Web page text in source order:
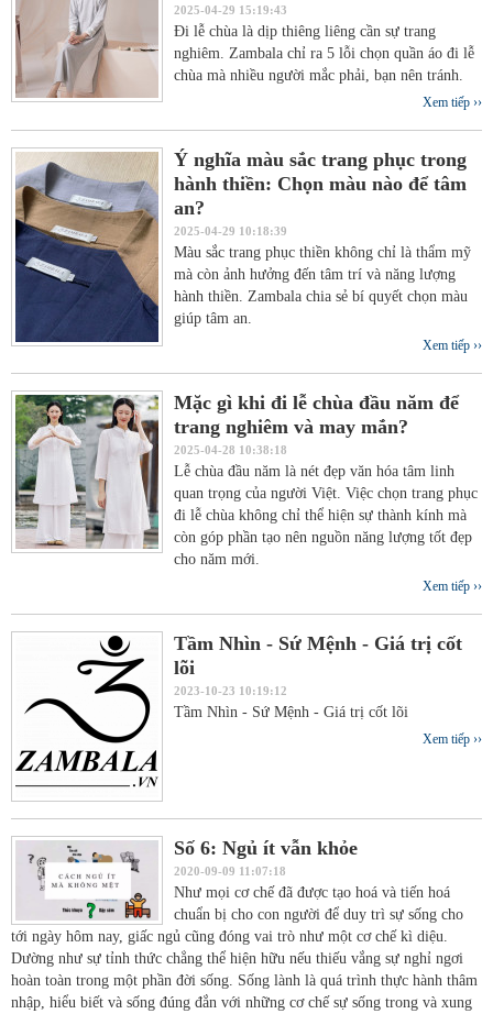
2025-04-29 15:19:43
Đi lễ chùa là dịp thiêng liêng cần sự trang
nghiêm. Zambala chỉ ra 5 lỗi chọn quần áo đi lễ
chùa mà nhiều người mắc phải, bạn nên tránh.
Xem tiếp ››
Ý nghĩa màu sắc trang phục trong
hành thiền: Chọn màu nào để tâm
an?
2025-04-29 10:18:39
Màu sắc trang phục thiền không chỉ là thẩm mỹ
mà còn ảnh hưởng đến tâm trí và năng lượng
hành thiền. Zambala chia sẻ bí quyết chọn màu
giúp tâm an.
Xem tiếp ››
Mặc gì khi đi lễ chùa đầu năm để
trang nghiêm và may mắn?
2025-04-28 10:38:18
Lễ chùa đầu năm là nét đẹp văn hóa tâm linh
quan trọng của người Việt. Việc chọn trang phục
đi lễ chùa không chỉ thể hiện sự thành kính mà
còn góp phần tạo nên nguồn năng lượng tốt đẹp
cho năm mới.
Xem tiếp ››
Tầm Nhìn - Sứ Mệnh - Giá trị cốt
lõi
2023-10-23 10:19:12
Tầm Nhìn - Sứ Mệnh - Giá trị cốt lõi
Xem tiếp ››
Số 6: Ngủ ít vẫn khỏe
2020-09-09 11:07:18
Như mọi cơ chế đã được tạo hoá và tiến hoá
chuẩn bị cho con người để duy trì sự sống cho
tới ngày hôm nay, giấc ngủ cũng đóng vai trò như một cơ chế kì diệu.
Dường như sự tỉnh thức chẳng thể hiện hữu nếu thiếu vắng sự nghỉ ngơi
hoàn toàn trong một phần đời sống. Sống lành là quá trình thực hành thâm
nhập, hiểu biết và sống đúng đắn với những cơ chế sự sống trong và xung